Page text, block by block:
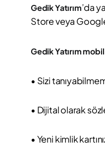
Gedik Yatırım’da
Store veya
Gedik Yatırım
• Sizi
• Dijital olarak
• Yeni kimlik